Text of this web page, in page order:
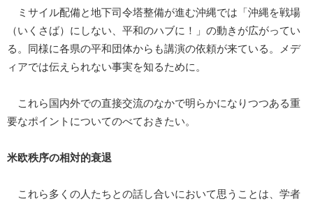
ミサイル配備と地下司令塔整備が進む沖縄では「沖縄を戦場
（いくさば）にしない、平和のハブに！」の動きが広がってい
る。同様に各県の平和団体からも講演の依頼が来ている。メデ
ィアでは伝えられない事実を知るために。
これら国内外での直接交流のなかで明らかになりつつある重
要なポイントについてのべておきたい。
米欧秩序の相対的衰退
これら多くの人たちとの話し合いにおいて思うことは、学者